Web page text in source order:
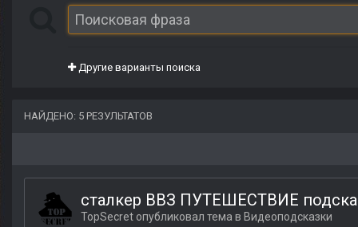
Другие варианты поиска
НАЙДЕНО: 5 РЕЗУЛЬТАТОВ
сталкер ВВЗ ПУТЕШЕСТВИЕ
TopSecret опубликовал тема в Видеоподсказки